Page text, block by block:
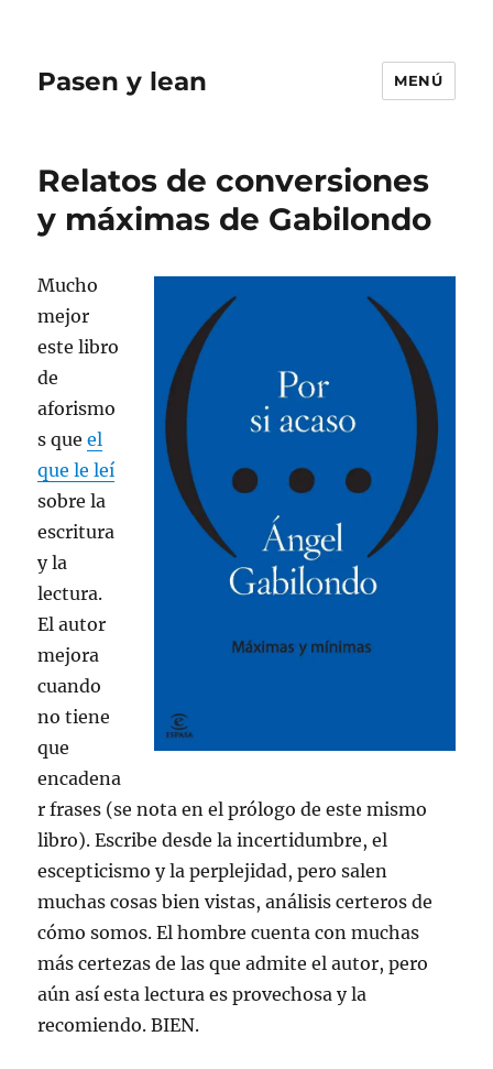
Pasen y lean MENÚ
Relatos de conversiones
y máximas de Gabilondo
Mucho
mejor
este libro
de
aforismo
s queel
que le leí
sobre la
escritura
y la
lectura.
El autor
mejora
cuando
no tiene
que
encadena
r frases (se nota en el prólogo de este mismo
libro). Escribe desde la incertidumbre, el
escepticismo y la perplejidad, pero salen
muchas cosas bien vistas, análisis certeros de
cómo somos. El hombre cuenta con muchas
más certezas de las que admite el autor, pero
aún así esta lectura es provechosa y la
recomiendo. BIEN.